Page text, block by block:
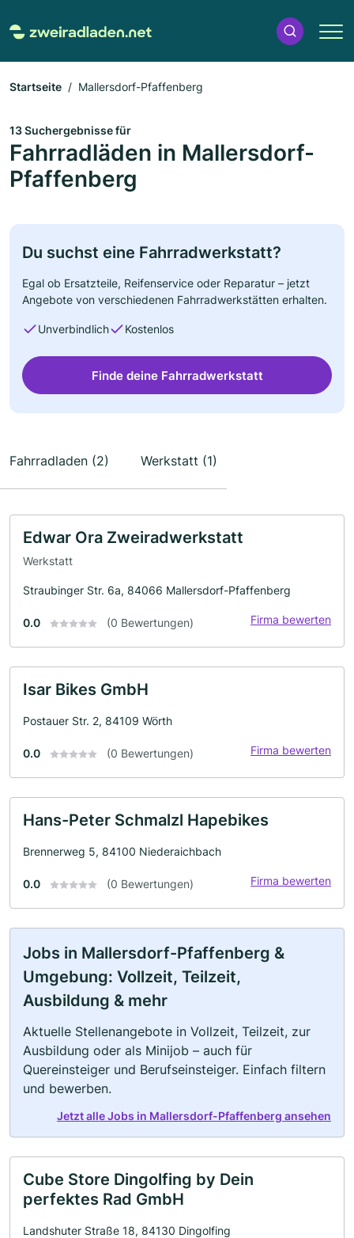
Startseite Mallersdorf-Pfaffenberg
13 Suchergebnisse für
Fahrradläden in Mallersdorf-
Pfaffenberg
Du suchst eine Fahrradwerkstatt?
Egal ob Ersatzteile, Reifenservice oder Reparatur – jetzt
Angebote von verschiedenen Fahrradwerkstätten erhalten.
Unverbindlich Kostenlos
Finde deine Fahrradwerkstatt
Fahrradladen (2) Werkstatt (1)
Edwar Ora Zweiradwerkstatt
Werkstatt
Straubinger Str. 6a, 84066 Mallersdorf-Pfaffenberg
0.0 (0 Bewertungen) Firma bewerten
Isar Bikes GmbH
Postauer Str. 2, 84109 Wörth
0.0 (0 Bewertungen) Firma bewerten
Hans-Peter Schmalzl Hapebikes
Brennerweg 5, 84100 Niederaichbach
0.0 (0 Bewertungen) Firma bewerten
Jobs in Mallersdorf-Pfaffenberg &
Umgebung: Vollzeit, Teilzeit,
Ausbildung & mehr
Aktuelle Stellenangebote in Vollzeit, Teilzeit, zur
Ausbildung oder als Minijob – auch für
Quereinsteiger und Berufseinsteiger. Einfach filtern
und bewerben.
Jetzt alle Jobs in Mallersdorf-Pfaffenberg ansehen
Cube Store Dingolfing by Dein
perfektes Rad GmbH
Landshuter Straße 18, 84130 Dingolfing